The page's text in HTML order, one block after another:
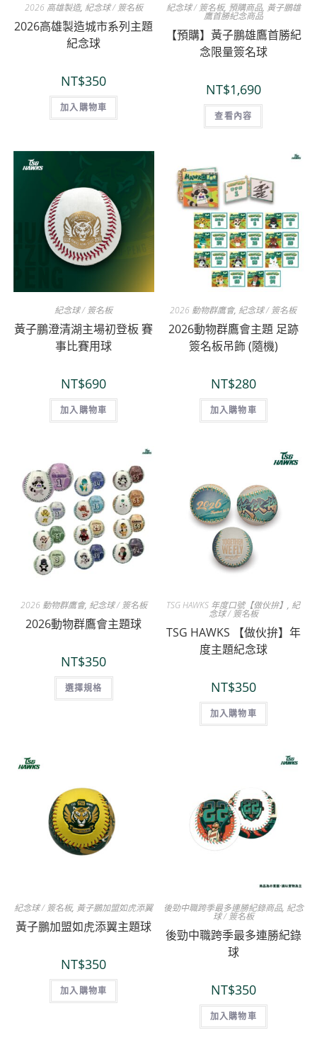
2026 高雄製造, 紀念球 / 簽名板
2026高雄製造城市系列主題
紀念球
NT$350
加入購物車
紀念球 / 簽名板, 預購商品, 黃子鵬雄
鷹首勝紀念商品
【預購】黃子鵬雄鷹首勝紀
念限量簽名球
NT$1,690
查看內容
紀念球 / 簽名板
黃子鵬澄清湖主場初登板 賽
事比賽用球
NT$690
加入購物車
2026 動物群鷹會, 紀念球 / 簽名板
2026動物群鷹會主題 足跡
簽名板吊飾 (隨機)
NT$280
加入購物車
2026 動物群鷹會, 紀念球 / 簽名板
2026動物群鷹會主題球
NT$350
選擇規格
TSG HAWKS 年度口號【做伙拚】, 紀
念球 / 簽名板
TSG HAWKS 【做伙拚】年
度主題紀念球
NT$350
加入購物車
紀念球 / 簽名板, 黃子鵬加盟如虎添翼
黃子鵬加盟如虎添翼主題球
NT$350
加入購物車
後勁中職跨季最多連勝紀錄商品, 紀念
球 / 簽名板
後勁中職跨季最多連勝紀錄
球
NT$350
加入購物車